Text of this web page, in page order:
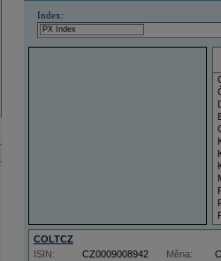
Index:
COLTCZ
ISIN: CZ0009008942 Měna: